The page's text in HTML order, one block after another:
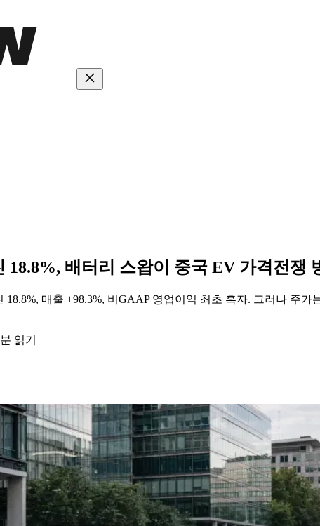
배터리 스왑이 중국 EV 가격전쟁
매출 +98.3%, 비GAAP 영업이익 최초 흑자. 그러나 주
분 읽기